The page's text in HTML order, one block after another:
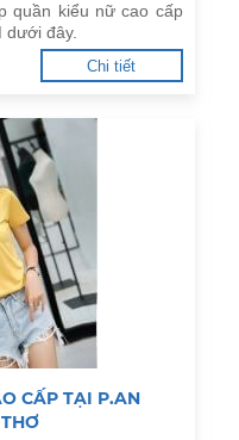
quần kiểu nữ cao cấp
dưới đây.
Chi tiết
CẤP TẠI P.AN